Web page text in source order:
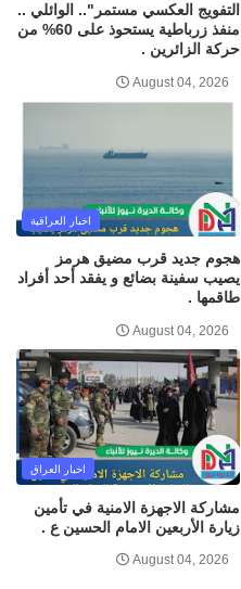
التفويج العكسي مستمر".. الوائلي ..
منفذ زرباطية يستحوذ على 60% من
حركة الزائرين .
August 04, 2026
اخبار العراقية
هجوم جديد قرب مضيق هرمز
يصيب سفينة بضائع و يفقد أحد أفراد
طاقمها .
August 04, 2026
اخبار العراق
مشاركة الاجهزة الامنية في تأمين
زيارة الأربعين الامام الحسين ع .
August 04, 2026